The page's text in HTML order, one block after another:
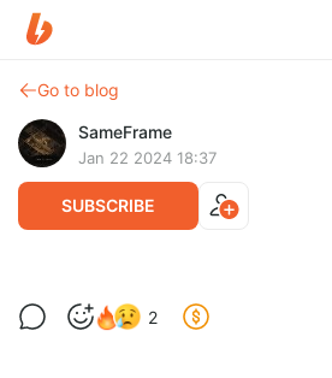
Go to blog
SameFrame
Jan 22 2024 18:37
SUBSCRIBE
Кассета#7|Машков_В
2